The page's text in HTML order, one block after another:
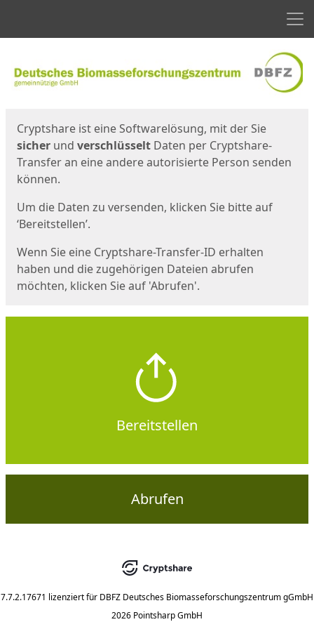
Cryptshare ist eine Softwarelösung, mit der Sie
sicher und verschlüsselt Daten per Cryptshare-
Transfer an eine andere autorisierte Person senden
können.
Um die Daten zu versenden, klicken Sie bitte auf
‘Bereitstellen’.
Wenn Sie eine Cryptshare-Transfer-ID erhalten
haben und die zugehörigen Dateien abrufen
möchten, klicken Sie auf 'Abrufen'.
Bereitstellen
Abrufen
7.7.2.17671 lizenziert für DBFZ Deutsches Biomasseforschungszentrum gGmbH
2026 Pointsharp GmbH